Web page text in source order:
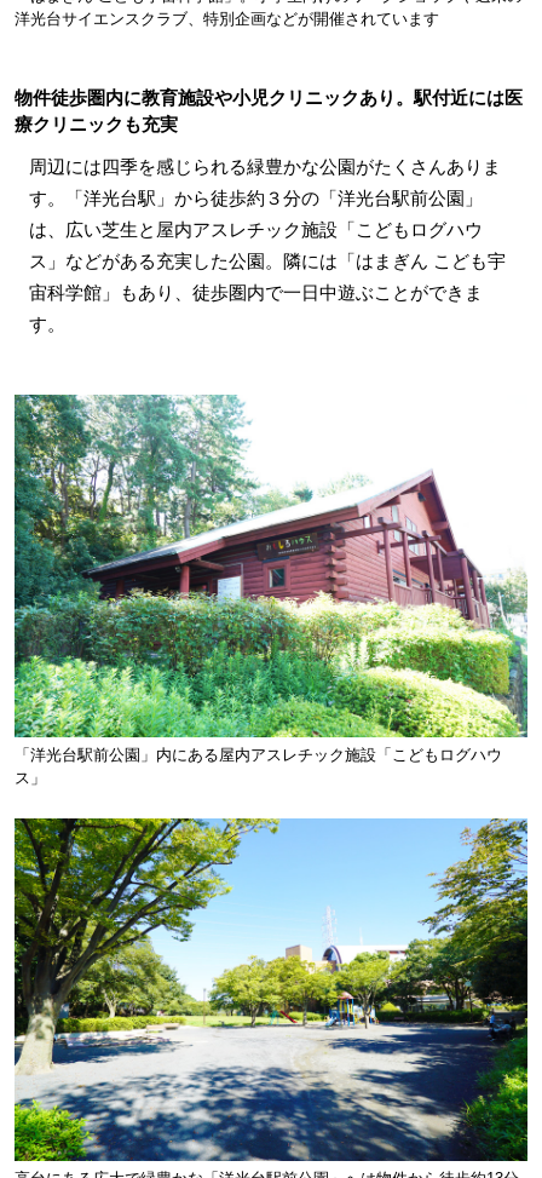
洋光台サイエンスクラブ、特別企画などが開催されています
物件徒歩圏内に教育施設や小児クリニックあり。駅付近には医
療クリニックも充実
周辺には四季を感じられる緑豊かな公園がたくさんありま
す。「洋光台駅」から徒歩約３分の「洋光台駅前公園」
は、広い芝生と屋内アスレチック施設「こどもログハウ
ス」などがある充実した公園。隣には「はまぎん こども宇
宙科学館」もあり、徒歩圏内で一日中遊ぶことができま
す。
「洋光台駅前公園」内にある屋内アスレチック施設「こどもログハウ
ス」